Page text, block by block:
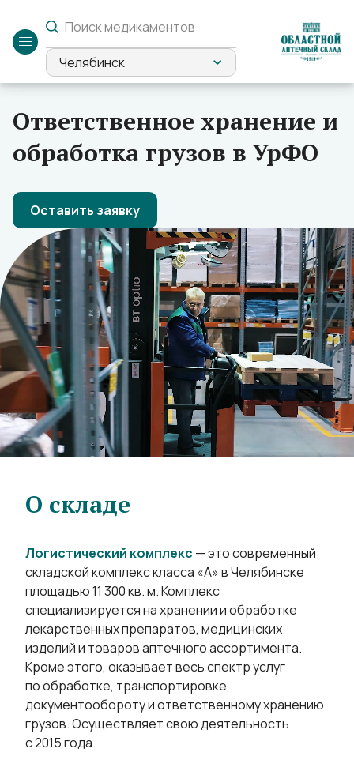
Челябинск
Служебный
вход
Ответственное хранение и
обработка грузов в УрФО
Оставить заявку
О складе
Логистический комплекс — это современный
складской комплекс класса «А» в Челябинске
площадью 11 300 кв. м. Комплекс
специализируется на хранении и обработке
лекарственных препаратов, медицинских
изделий и товаров аптечного ассортимента.
Кроме этого, оказывает весь спектр услуг
по обработке, транспортировке,
документообороту и ответственному хранению
грузов. Осуществляет свою деятельность
с 2015 года.